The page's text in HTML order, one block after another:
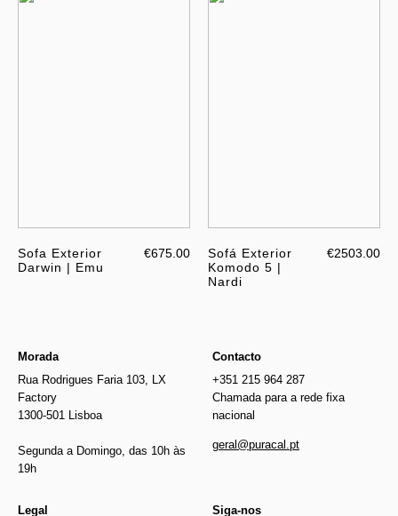
Sofa Exterior
Darwin | Emu
€675.00
Sofá Exterior
Komodo 5 |
Nardi
€2503.00
Morada
Rua Rodrigues Faria 103, LX
Factory
1300-501 Lisboa
Segunda a Domingo, das 10h às
19h
Contacto
+351 215 964 287
Chamada para a rede fixa
nacional
geral@puracal.pt
Legal Siga-nos